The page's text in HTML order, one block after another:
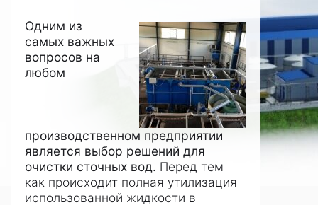
Одним из
самых важных
вопросов на
любом
производственном предприятии
является выбор решений для
очистки сточных вод. Перед тем
как происходит полная утилизация
использованной жидкости в